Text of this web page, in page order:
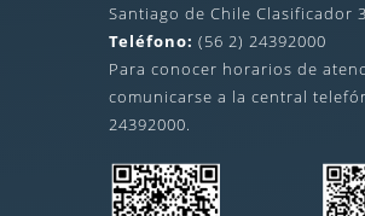
Santiago de Chile Clasificador
Teléfono: (56 2) 24392000
Para conocer horarios de
comunicarse a la central
24392000.